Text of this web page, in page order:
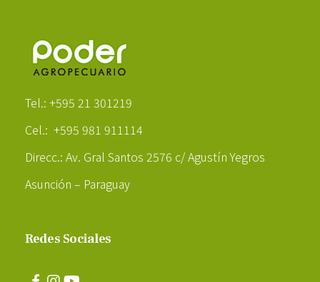
Tel.: +595 21 301219
Cel.: +595 981 911114
Direcc.: Av. Gral Santos 2576 c/ Agustín Yegros
Asunción – Paraguay
Redes Sociales